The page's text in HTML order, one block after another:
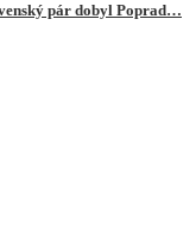
pár dobyl Poprad…